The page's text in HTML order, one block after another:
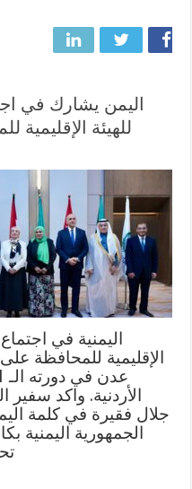
اليمن يشارك في
للهيئة الإقليمية
اليمنية في
الإقليمية للمحافظة
الأردنية. واكد سفير
جلال فقيرة في كلمة
الجمهورية اليمنية